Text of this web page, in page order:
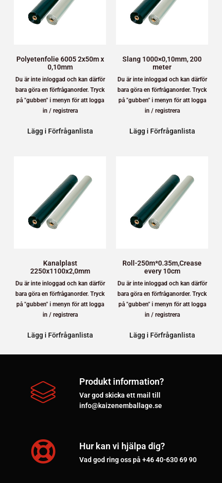
Polyetenfolie 6005 2x50m x
0,10mm
Du är inte inloggad och kan därför
bara göra en förfråganorder. Tryck
på "gubben" i menyn för att logga
in / registrera
Lägg i Förfråganlista
Slang 1000×0,10mm, 200
meter
Du är inte inloggad och kan därför
bara göra en förfråganorder. Tryck
på "gubben" i menyn för att logga
in / registrera
Lägg i Förfråganlista
Kanalplast
2250x1100x2,0mm
Du är inte inloggad och kan därför
bara göra en förfråganorder. Tryck
på "gubben" i menyn för att logga
in / registrera
Lägg i Förfråganlista
Roll-250m*0.35m,Crease
every 10cm
Du är inte inloggad och kan därför
bara göra en förfråganorder. Tryck
på "gubben" i menyn för att logga
in / registrera
Lägg i Förfråganlista
Produkt information?
Var god skicka ett mail till
info@kaizenemballage.se
Hur kan vi hjälpa dig?
Vad god ring oss på +46 40-630 69 90